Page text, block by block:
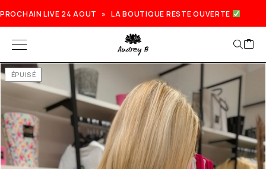
PROCHAIN LIVE 24 AOUT » LA BOUTIQUE RESTE OUVERTE
ÉPUISÉ